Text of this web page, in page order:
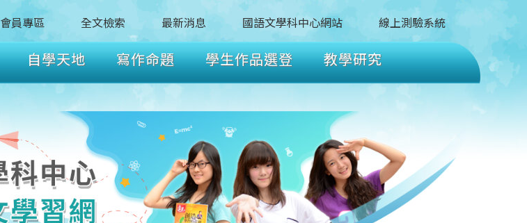
會員專區 全文檢索 最新消息 國語文學科中心網站 線上測驗系統
自學天地 寫作命題 學生作品選登
教學研究